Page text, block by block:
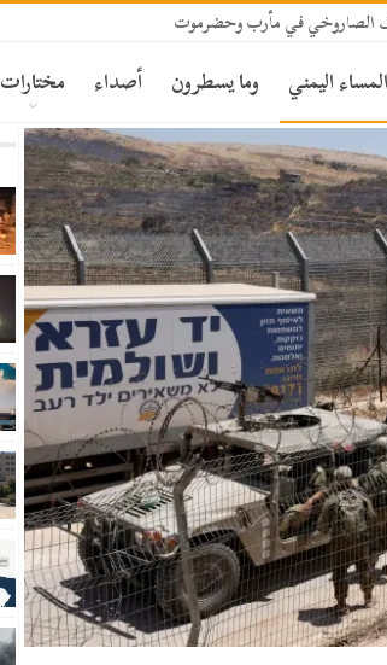
الصاروخي في مأرب وحضرموت
المساء اليمني وما يسطرون أصداء مختارات